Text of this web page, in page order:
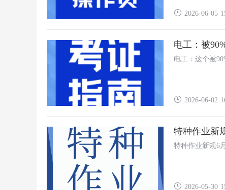
2026-06-05
电工：被
电工：这个被
2026-06-02
特种作业新
特种作业新规6
2026-05-30